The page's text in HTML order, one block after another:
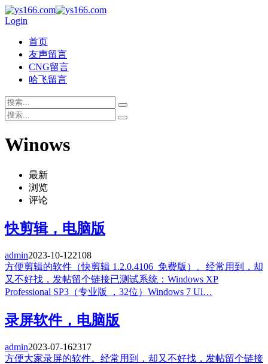
Login
首页
友声留言
CNG留言
哈飞留言
Winows
最新
浏览
评论
快剪辑，电脑版
admin2023-10-122108
方便剪辑的软件（快剪辑 1.2.0.4106_免费版）。经常用到，却
又不好找，发帖留个链接已测试系统：Windows XP
Professional SP3（专业版 ，32位）Windows 7 Ul…
录屏软件，电脑版
admin2023-07-162317
方便大家录屏的软件。经常用到，却又不好找，发帖留个链接